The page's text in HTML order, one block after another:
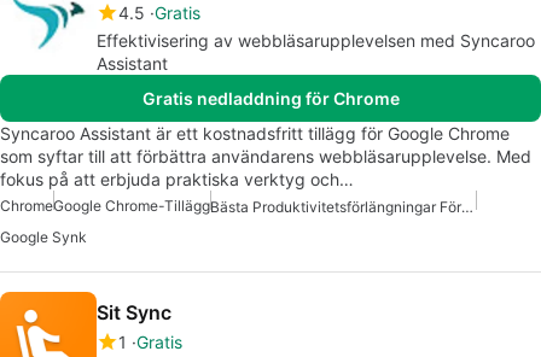
4.5 Gratis
Effektivisering av webbläsarupplevelsen med Syncaroo
Assistant
Gratis nedladdning för Chrome
Syncaroo Assistant är ett kostnadsfritt tillägg för Google Chrome
som syftar till att förbättra användarens webbläsarupplevelse. Med
fokus på att erbjuda praktiska verktyg och…
ChromeGoogle Chrome-Tillägg
Bästa Produktivitetsförlängningar För Chrome
Google Synk
Sit Sync
1 Gratis